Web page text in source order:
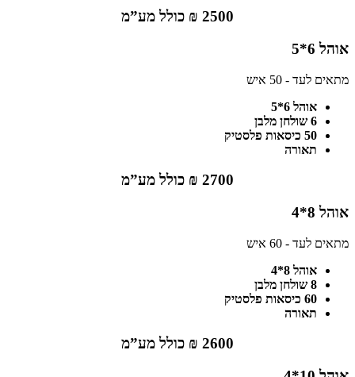
2500 ₪ כולל מע”מ
אוהל 6*5
מתאים לעד - 50 איש
אוהל 6*5
6 שולחן מלבן
50 כיסאות פלסטיק
תאורה
2700 ₪ כולל מע”מ
אוהל 8*4
מתאים לעד - 60 איש
אוהל 8*4
8 שולחן מלבן
60 כיסאות פלסטיק
תאורה
2600 ₪ כולל מע”מ